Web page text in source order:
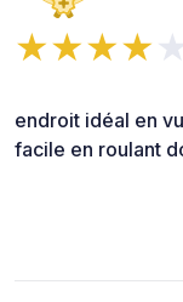
endroit idéal en
facile en roulant